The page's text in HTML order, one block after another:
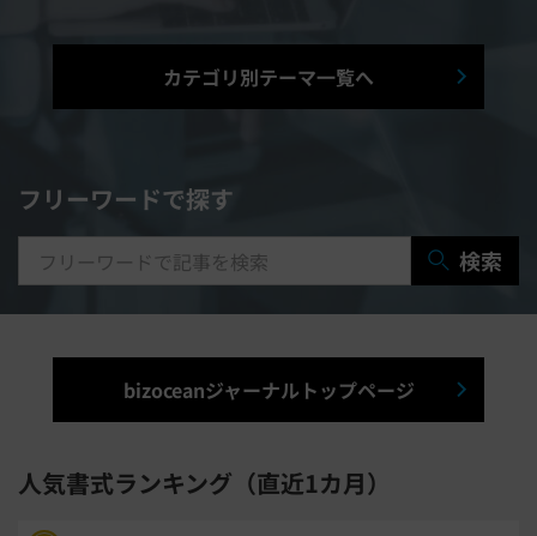
シフト管理システム
契約書レビューシステム
研修システム 受付システム
出張管理システム 賃貸管理システム
入退室管理システム 福利厚生システム
カテゴリ別テーマ一覧へ
フリーワードで探す
検索
bizoceanジャーナルトップページ
人気書式ランキング（直近1カ月）